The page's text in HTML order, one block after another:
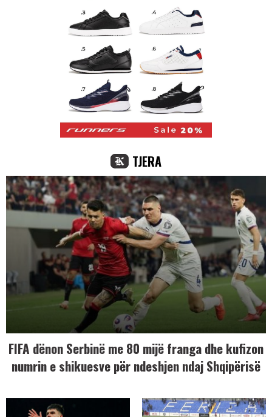
TJERA
FIFA dënon Serbinë me 80 mijë franga dhe kufizon
numrin e shikuesve për ndeshjen ndaj Shqipërisë